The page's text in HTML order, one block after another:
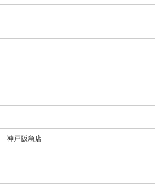
神戸阪急店